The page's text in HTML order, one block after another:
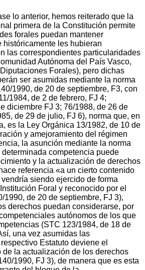
lo anterior, hemos reiterado que la
primera de la Constitución permite
forales puedan mantener
históricamente les hubieran
las correspondientes particularidades
Autónoma del País Vasco,
Forales), pero dichas
ser asumidas mediante la norma
1990, de 20 de septiembre, F3, con
1984, de 2 de febrero, FJ 4;
diciembre FJ 3; 76/1988, de 26 de
de 29 de julio, FJ 6), norma que, en
es la Ley Orgánica 13/1982, de 10 de
y amejoramiento del régimen
la asunción mediante la norma
competencia puede
y la actualización de derechos
referencia «a un cierto contenido
siendo ejercido de forma
Foral y reconocido por el
1990, de 20 de septiembre, FJ 3),
derechos puedan considerarse, por
autónomos de los que
(STC 123/1984, de 18 de
una vez asumidas las
Estatuto deviene el
de la actualización de los derechos
1990, FJ 3), de manera que es esta